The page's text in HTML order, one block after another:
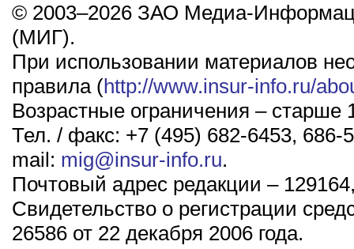
© 2003–2026 ЗАО Медиа-
(МИГ).
При использовании материалов
правила (http://www.insur-info.ru/
Возрастные ограничения – старше
Тел. / факс: +7 (495) 682-6453, 686-
mail: mig@insur-info.ru.
Почтовый адрес редакции –
Свидетельство о регистрации
26586 от 22 декабря 2006 года.